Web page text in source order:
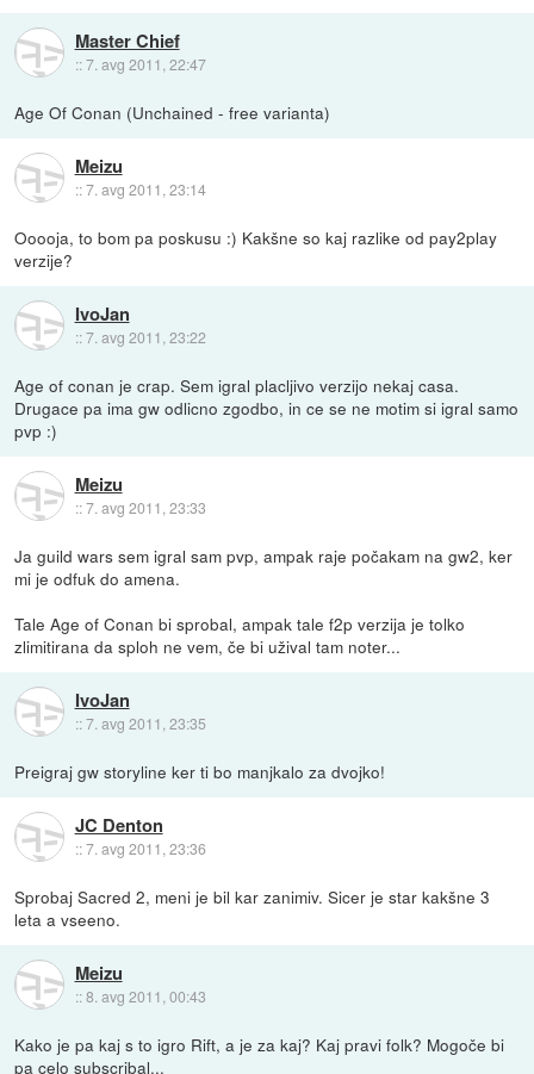
Master Chief
::7. avg 2011, 22:47
Age Of Conan (Unchained - free varianta)
Meizu
::7. avg 2011, 23:14
Ooooja, to bom pa poskusu :) Kakšne so kaj razlike od pay2play
verzije?
IvoJan
::7. avg 2011, 23:22
Age of conan je crap. Sem igral placljivo verzijo nekaj casa.
Drugace pa ima gw odlicno zgodbo, in ce se ne motim si igral samo
pvp :)
Meizu
::7. avg 2011, 23:33
Ja guild wars sem igral sam pvp, ampak raje počakam na gw2, ker
mi je odfuk do amena.
Tale Age of Conan bi sprobal, ampak tale f2p verzija je tolko
zlimitirana da sploh ne vem, če bi užival tam noter...
IvoJan
::7. avg 2011, 23:35
Preigraj gw storyline ker ti bo manjkalo za dvojko!
JC Denton
::7. avg 2011, 23:36
Sprobaj Sacred 2, meni je bil kar zanimiv. Sicer je star kakšne 3
leta a vseeno.
Meizu
::8. avg 2011, 00:43
Kako je pa kaj s to igro Rift, a je za kaj? Kaj pravi folk? Mogoče bi
pa celo subscribal...